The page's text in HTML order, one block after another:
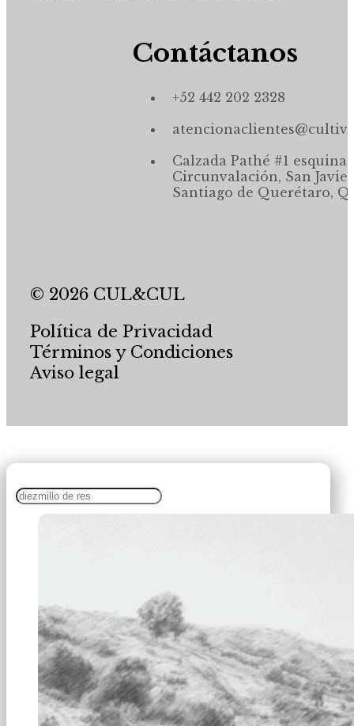
Contáctanos
+52 442 202 2328
Calzada Pathé #1 esquina,
Circunvalación, San
Santiago de Querétaro,
© 2026 CUL&CUL
Política de Privacidad
Términos y Condiciones
Aviso legal